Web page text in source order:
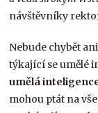
návštěvníky
Nebude chybět
týkající se umělé
umělá
mohou ptát na